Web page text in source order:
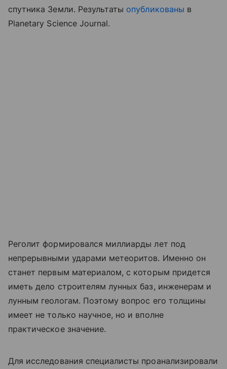
спутника Земли. Результатыопубликованы в
Planetary Science Journal.
Реголит формировался миллиарды лет под
непрерывными ударами метеоритов. Именно он
станет первым материалом, с которым придется
иметь дело строителям лунных баз, инженерам и
лунным геологам. Поэтому вопрос его толщины
имеет не только научное, но и вполне
практическое значение.
Для исследования специалисты проанализировали